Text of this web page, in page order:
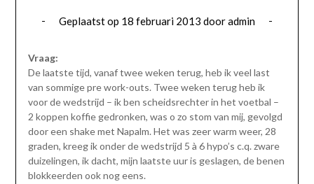
Geplaatst op 18 februari 2013 dooradmin
Vraag:
De laatste tijd, vanaf twee weken terug, heb ik veel last
van sommige pre work-outs. Twee weken terug heb ik
voor de wedstrijd – ik ben scheidsrechter in het voetbal –
2 koppen koffie gedronken, was o zo stom van mij, gevolgd
door een shake met Napalm. Het was zeer warm weer, 28
graden, kreeg ik onder de wedstrijd 5 à 6 hypo’s c.q. zware
duizelingen, ik dacht, mijn laatste uur is geslagen, de benen
blokkeerden ook nog eens.